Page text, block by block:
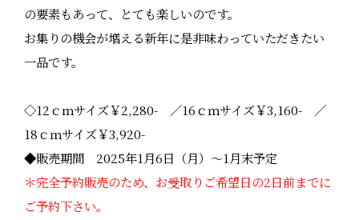
の要素もあって、とても楽しいのです。
お集りの機会が増える新年に是非味わっていただきたい
一品です。
◇12ｃｍサイズ￥2,280- ／16ｃｍサイズ￥3,160- ／
18ｃｍサイズ￥3,920-
◆販売期間 2025年1月6日（月）～1月末予定
＊完全予約販売のため、お受取りご希望日の2日前までに
ご予約下さい。